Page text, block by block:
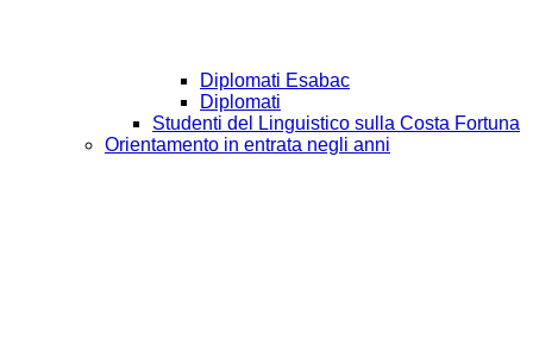
Diplomati Esabac
Diplomati
Studenti del Linguistico sulla Costa Fortuna
Orientamento in entrata negli anni